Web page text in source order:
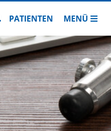
Zur Seitensuche
PATIENTEN MENÜ